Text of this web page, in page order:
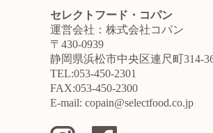
セレクトフード・コパン
運営会社：株式会社コパン
〒430-0939
静岡県浜松市中央区連尺町314-
TEL:053-450-2301
FAX:053-450-2300
E-mail: copain@selectfood.co.jp